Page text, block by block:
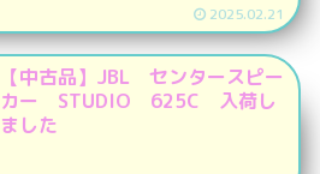
2025.02.21
【中古品】JBL センタースピー
カー STUDIO 625C 入荷し
ました